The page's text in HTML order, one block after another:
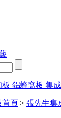
板 鋁蜂窩板 集
首頁 > 張先生集